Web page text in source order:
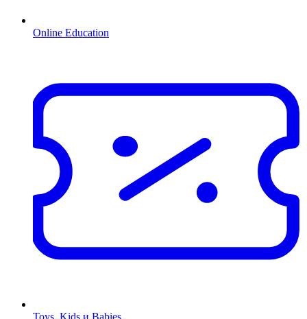
Online Education
Toys, Kids и Babies